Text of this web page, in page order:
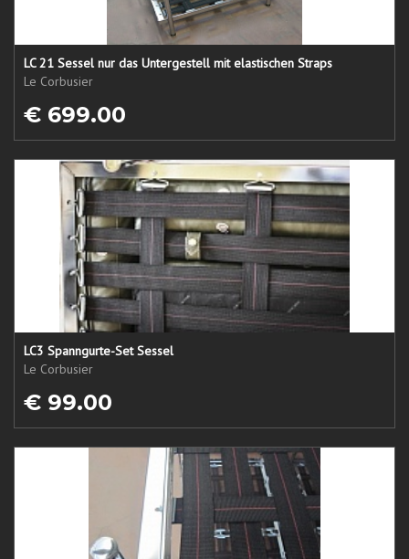
LC 21 Sessel nur das Untergestell mit elastischen Straps
Le Corbusier
€ 699.00
LC3 Spanngurte-Set Sessel
Le Corbusier
€ 99.00